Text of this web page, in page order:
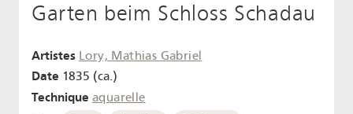
Garten beim Schloss Schadau
Artistes Lory, Mathias Gabriel
Date 1835 (ca.)
Technique aquarelle